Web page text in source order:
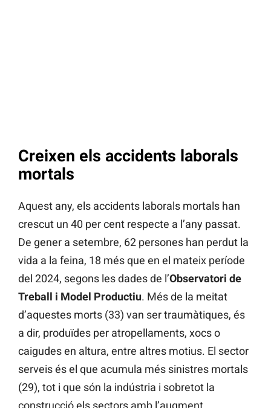
Creixen els accidents laborals
mortals
Aquest any, els accidents laborals mortals han
crescut un 40 per cent respecte a l’any passat.
De gener a setembre, 62 persones han perdut la
vida a la feina, 18 més que en el mateix període
del 2024, segons les dades de l’Observatori de
Treball i Model Productiu. Més de la meitat
d’aquestes morts (33) van ser traumàtiques, és
a dir, produïdes per atropellaments, xocs o
caigudes en altura, entre altres motius. El sector
serveis és el que acumula més sinistres mortals
(29), tot i que són la indústria i sobretot la
construcció els sectors amb l’augment